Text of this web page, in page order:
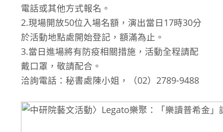
電話或其他方式報名。
2.現場開放50位入場名額，演出當日17時30分
於活動地點處開始登記，額滿為止。
3.當日進場將有防疫相關措施，活動全程請配
戴口罩，敬請配合。
洽詢電話：秘書處陳小姐，（02）2789-9488